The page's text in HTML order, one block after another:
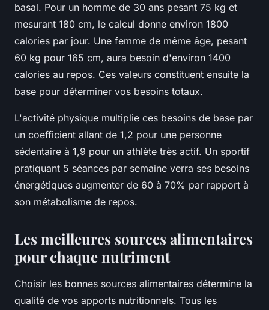
basal. Pour un homme de 30 ans pesant 75 kg et
mesurant 180 cm, le calcul donne environ 1800
calories par jour. Une femme de même âge, pesant
60 kg pour 165 cm, aura besoin d'environ 1400
calories au repos. Ces valeurs constituent ensuite la
base pour déterminer vos besoins totaux.
L'activité physique multiplie ces besoins de base par
un coefficient allant de 1,2 pour une personne
sédentaire à 1,9 pour un athlète très actif. Un sportif
pratiquant 5 séances par semaine verra ses besoins
énergétiques augmenter de 60 à 70% par rapport à
son métabolisme de repos.
Les meilleures sources alimentaires
pour chaque nutriment
Choisir les bonnes sources alimentaires détermine la
qualité de vos apports nutritionnels. Tous les